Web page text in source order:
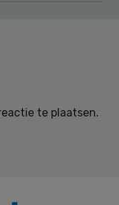
te plaatsen.